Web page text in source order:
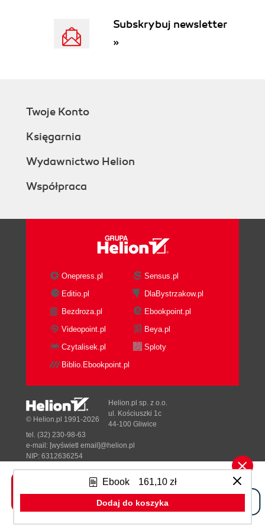
Ebook 161,10 zł
Dodaj do koszyka
Subskrybuj newsletter
»
Twoje Konto
Księgarnia
Wydawnictwo Helion
Współpraca
Onepress.pl
Sensus.pl
Editio.pl
DlaBystrzakow.pl
Bezdroza.pl
Ebookpoint.pl
Videopoint.pl
Beya.pl
Czytalisek.pl
Sploty
Biblio.Ebookpoint.pl
Tonik.pl
© Helion.pl 1991-2026
Helion.pl sp. z o.o.
ul. Kościuszki 1c
44-100 Gliwice
tel. (32) 230-98-63
e-mail: [wyświetl email]@helion.pl
NIP: 6312636254